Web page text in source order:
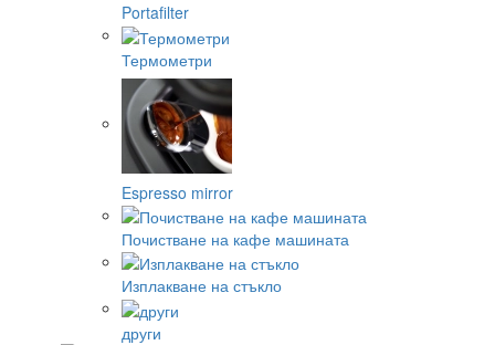
Portafilter
Термометри
Espresso mirror
Почистване на кафе машината
Изплакване на стъкло
други